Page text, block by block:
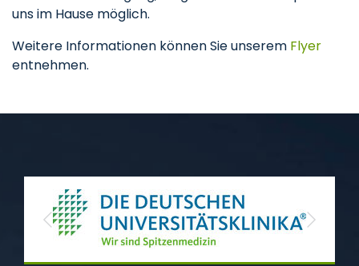
uns im Hause möglich.
Weitere Informationen können Sie unserem Flyer
entnehmen.
Previous Next